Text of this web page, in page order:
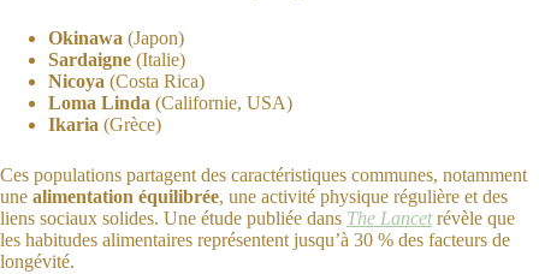
Okinawa (Japon)
Sardaigne (Italie)
Nicoya (Costa Rica)
Loma Linda (Californie, USA)
Ikaria (Grèce)
Ces populations partagent des caractéristiques communes, notamment
une alimentation équilibrée, une activité physique régulière et des
liens sociaux solides. Une étude publiée dans The Lancetrévèle que
les habitudes alimentaires représentent jusqu’à 30 % des facteurs de
longévité.